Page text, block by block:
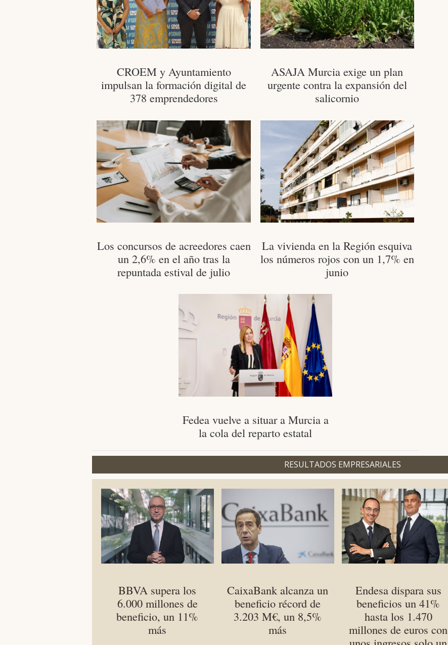
CROEM y Ayuntamiento
impulsan la formación digital de
378 emprendedores
ASAJA Murcia exige un plan
urgente contra la expansión del
salicornio
Los concursos de acreedores caen
un 2,6% en el año tras la
repuntada estival de julio
La vivienda en la Región esquiva
los números rojos con un 1,7% en
junio
Fedea vuelve a situar a Murcia a
la cola del reparto estatal
RESULTADOS EMPRESARIALES
BBVA supera los
6.000 millones de
beneficio, un 11%
más
CaixaBank alcanza un
beneficio récord de
3.203 M€, un 8,5%
más
Endesa dispara sus
beneficios un 41%
hasta los 1.470
millones de euros con